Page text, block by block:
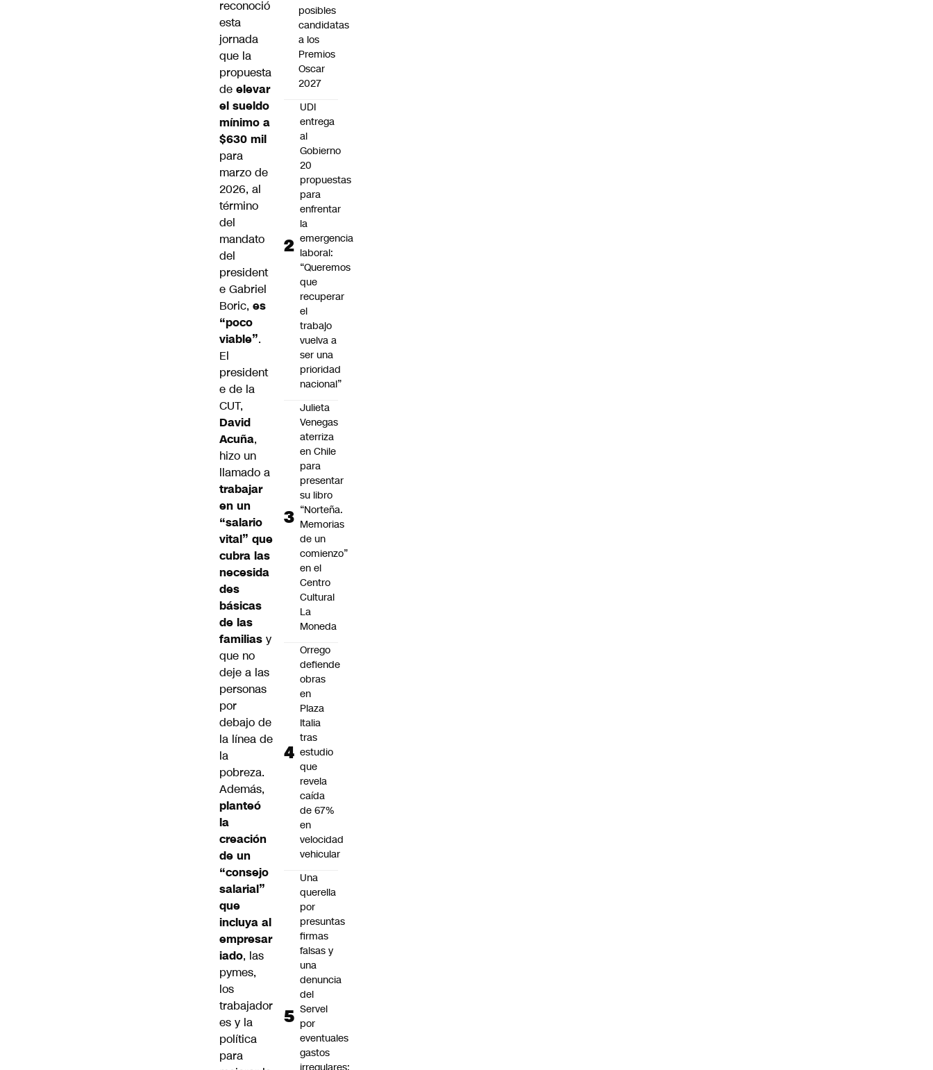
reconoció
esta
jornada
que la
propuesta
de elevar
el sueldo
mínimo a
$630 mil
para
marzo de
2026, al
término
del
mandato
del
president
e Gabriel
Boric, es
“poco
viable”.
El
president
e de la
CUT,
David
Acuña,
hizo un
llamado a
trabajar
en un
“salario
vital” que
cubra las
necesida
des
básicas
de las
familias y
que no
deje a las
personas
por
debajo de
la línea de
la
pobreza.
Además,
planteó
la
creación
de un
“consejo
salarial”
que
incluya al
empresar
iado, las
pymes,
los
trabajador
es y la
política
para
posibles
candidatas
a los
Premios
Oscar
2027
UDI
entrega
al
Gobierno
20
propuestas
para
enfrentar
la
emergencia
laboral:
“Queremos
que
recuperar
el
trabajo
vuelva a
ser una
prioridad
nacional”
Julieta
Venegas
aterriza
en Chile
para
presentar
su libro
“Norteña.
Memorias
de un
comienzo”
en el
Centro
Cultural
La
Moneda
Orrego
defiende
obras
en
Plaza
Italia
tras
estudio
que
revela
caída
de 67%
en
velocidad
vehicular
Una
querella
por
presuntas
firmas
falsas y
una
denuncia
del
Servel
por
eventuales
gastos